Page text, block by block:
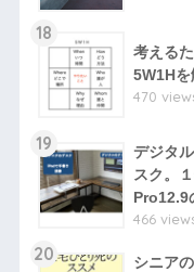
18
考える
5W1Hを
470
19
デジタ
スク。
Pro12.9
466
20
シニア